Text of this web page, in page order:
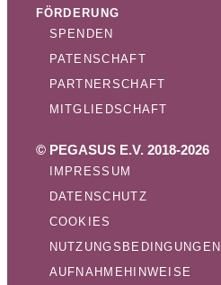
FÖRDERUNG
SPENDEN
PATENSCHAFT
PARTNERSCHAFT
MITGLIEDSCHAFT
© PEGASUS E.V. 2018-2026
IMPRESSUM
DATENSCHUTZ
COOKIES
NUTZUNGSBEDINGUNGEN
AUFNAHMEHINWEISE